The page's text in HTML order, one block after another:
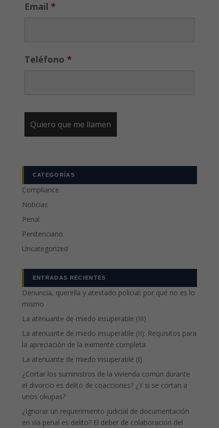
Email *
Teléfono *
CATEGORÍAS
Compliance
Noticias
Penal
Penitenciario
Uncategorized
ENTRADAS RECIENTES
Denuncia, querella y atestado policial: por qué no es lo
mismo
La atenuante de miedo insuperable (III)
La atenuante de miedo insuperable (II): Requisitos para
la apreciación de la eximente completa
La atenuante de miedo insuperable (I)
¿Cortar los suministros de la vivienda común durante
el divorcio es delito de coacciones? ¿Y si se cortan a
unos okupas?
¿Ignorar un requerimiento judicial de documentación
en vía penal es delito? El deber de colaboración del